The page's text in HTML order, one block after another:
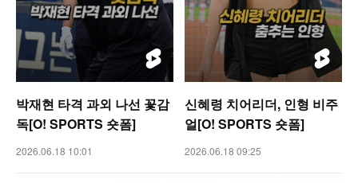
박재현 타격 과외 나선 꽃감
독[O! SPORTS 숏폼]
2026.06.18 10:01
신혜령 치어리더, 인형 비주
얼[O! SPORTS 숏폼]
2026.06.18 09:25